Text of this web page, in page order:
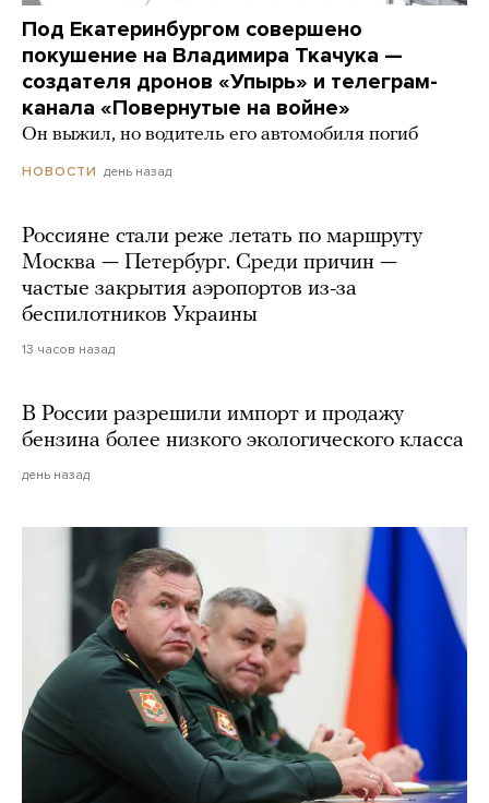
Под Екатеринбургом совершено
покушение на Владимира Ткачука —
создателя дронов «Упырь» и телеграм-
канала «Повернутые на войне»
Он выжил, но водитель его автомобиля погиб
НОВОСТИ день назад
Россияне стали реже летать по маршруту
Москва — Петербург. Среди причин —
частые закрытия аэропортов из-за
беспилотников Украины
13 часов назад
В России разрешили импорт и продажу
бензина более низкого экологического класса
день назад